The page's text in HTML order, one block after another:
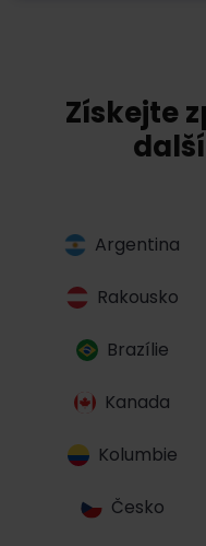
Získejte
Argentina
Rakousko
Brazílie
Kanada
Kolumbie
Česko